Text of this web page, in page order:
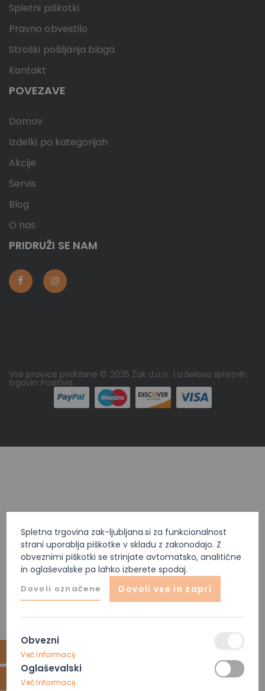
Obvezni
Več Informacij
Oglaševalski
Več Informacij
Spletna trgovina zak-ljubljana.si za funkcionalnost
strani uporablja piškotke v skladu z zakonodajo. Z
obveznimi piškotki se strinjate avtomatsko, analitične
in oglaševalske pa lahko izberete spodaj.
Dovoli označene Dovoli vse in zapri
Spletni piškotki
Pravno obvestilo
Stroški pošiljanja blaga
Kontakt
POVEZAVE
Domov
Izdelki po kategorijah
Akcije
Servis
Blog
O nas
PRIDRUŽI SE NAM
Vse pravice pridržane © 2025 Žak d.o.o. | Izdelava spletnih
trgovin Positiva.